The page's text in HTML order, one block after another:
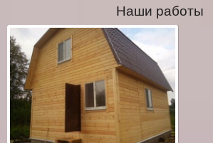
Наши работы